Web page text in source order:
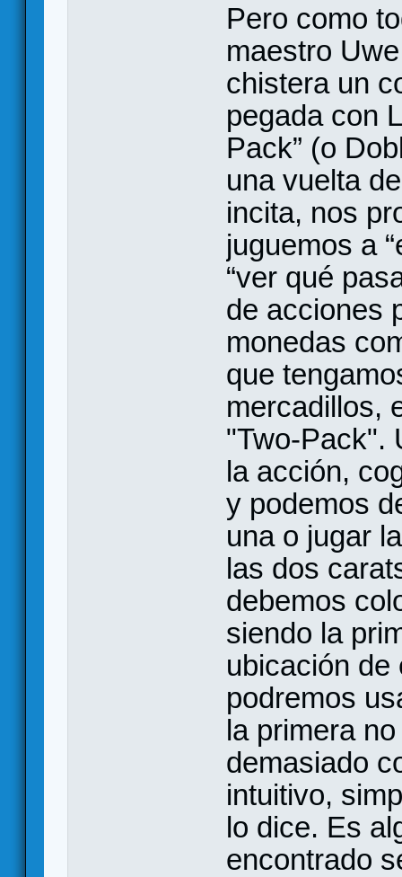
Pero como
maestro
chistera un
pegada con
Pack” (o
una vuelta
incita, nos
juguemos a
“ver qué
de acciones
monedas
que
mercadillos,
"Two-Pack".
la acción,
y podemos
una o jugar
las dos
debemos
siendo la
ubicación de
podremos
la primera
demasiado
intuitivo,
lo dice. Es
encontrado